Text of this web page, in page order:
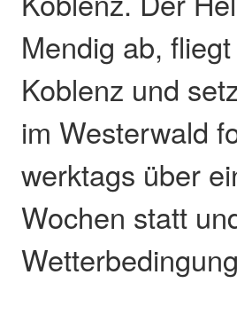
Mendig ab,
Koblenz und
im Westerwald
werktags über
Wochen statt